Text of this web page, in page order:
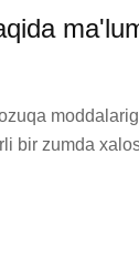
zumda